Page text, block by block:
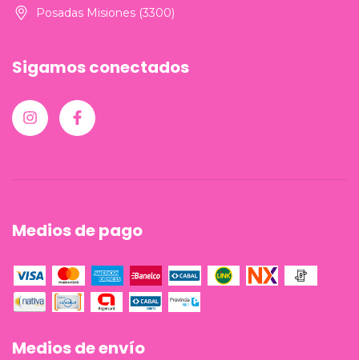
Posadas Misiones (3300)
Sigamos conectados
Medios de pago
Medios de envío